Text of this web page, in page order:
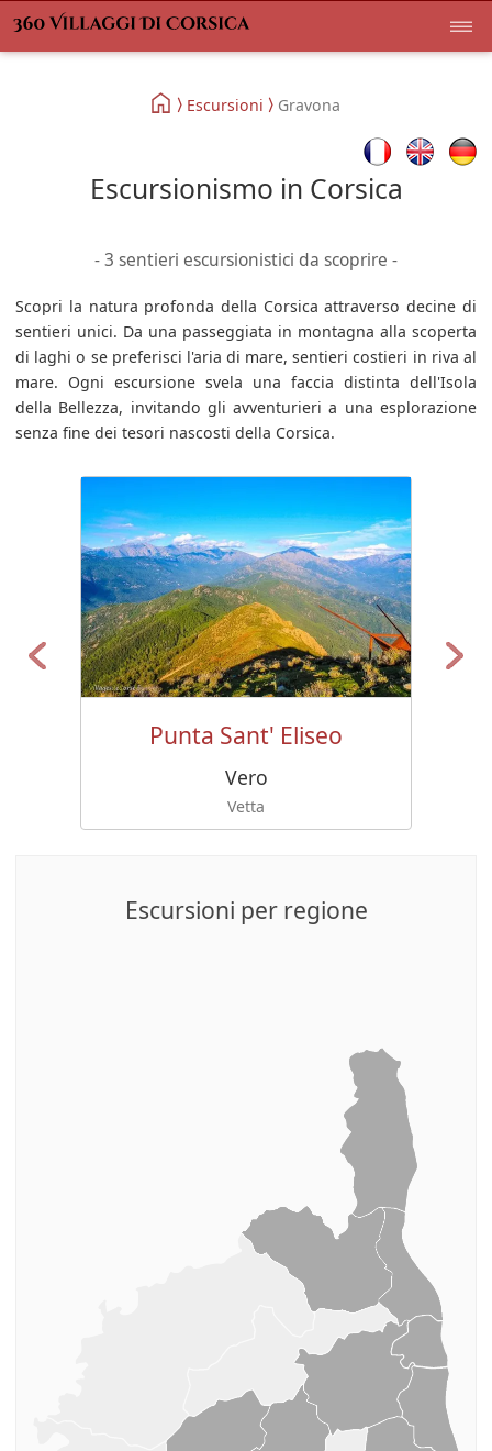
Escursioni Gravona
Escursionismo in Corsica
- 3 sentieri escursionistici da scoprire -
Scopri la natura profonda della Corsica attraverso decine di
sentieri unici. Da una passeggiata in montagna alla scoperta
di laghi o se preferisci l'aria di mare, sentieri costieri in riva al
mare. Ogni escursione svela una faccia distinta dell'Isola
della Bellezza, invitando gli avventurieri a una esplorazione
senza fine dei tesori nascosti della Corsica.
Punta Sant' Eliseo
Vero
Vetta
Escursioni per regione